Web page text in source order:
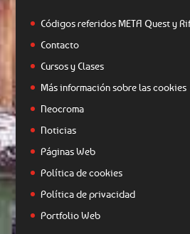
Códigos referidos META Quest y
Contacto
Cursos y Clases
Más información sobre las cookies
Neocroma
Noticias
Páginas Web
Política de cookies
Política de privacidad
Portfolio Web